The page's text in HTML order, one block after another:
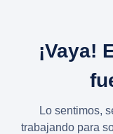
¡Vaya!
Lo sentimos,
trabajando para